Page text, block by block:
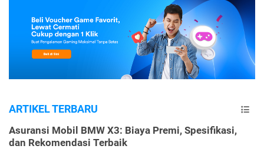
ARTIKEL TERBARU
Asuransi Mobil BMW X3: Biaya Premi, Spesifikasi,
dan Rekomendasi Terbaik